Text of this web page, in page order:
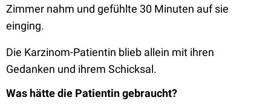
Zimmer nahm und gefühlte 30 Minuten auf sie
einging.
Die Karzinom-Patientin blieb allein mit ihren
Gedanken und ihrem Schicksal.
Was hätte die Patientin gebraucht?